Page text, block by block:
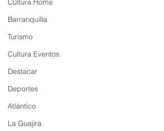
Cultura Home
Barranquilla
Turismo
Cultura Eventos
Destacar
Deportes
Atlántico
La Guajira